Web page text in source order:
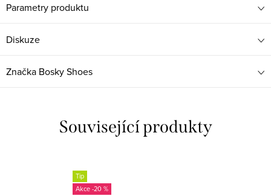
Parametry produktu
Diskuze
Značka Bosky Shoes
Související produkty
Tip
-20 %